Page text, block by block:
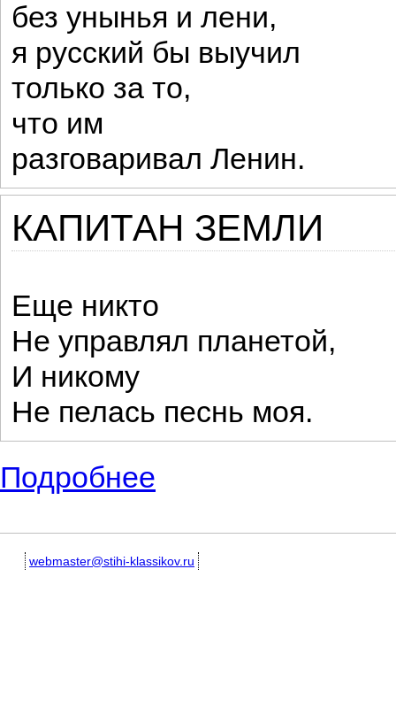
без унынья и лени,
я русский бы выучил
только за то,
что им
разговаривал Ленин.
КАПИТАН ЗЕМЛИ
Еще никто
Не управлял планетой,
И никому
Не пелась песнь моя.
Подробнее
webmaster@stihi-klassikov.ru